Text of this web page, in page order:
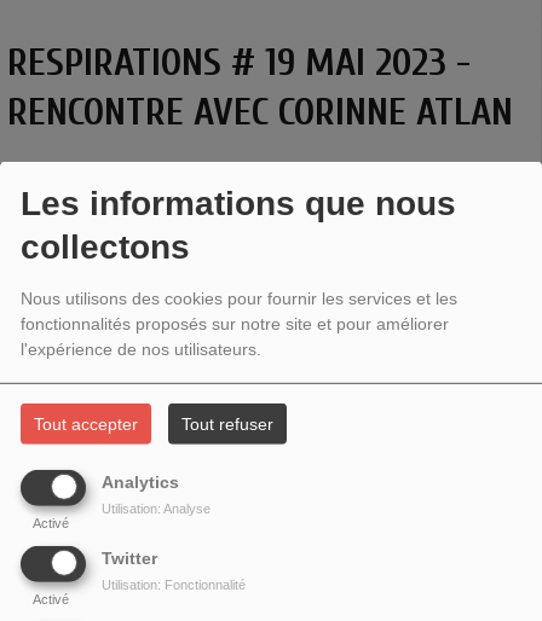
Les informations que nous
collectons
Nous utilisons des cookies pour fournir les services et les
fonctionnalités proposés sur notre site et pour améliorer
l'expérience de nos utilisateurs.
Tout accepter Tout refuser
Analytics
Activé
Utilisation: Analyse
Twitter
Activé
Utilisation: Fonctionnalité
RESPIRATIONS # 19 MAI 2023 -
RENCONTRE AVEC CORINNE ATLAN
Thème : Un lien entre occident et orient
Rencontre avecCorinne Atlan
Le pont flottant des rêves
dans l'écrin d'une programmation musicale autour de la
chanteuse Camilla Georges.